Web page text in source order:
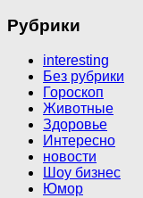
Рубрики
interesting
Без рубрики
Гороскоп
Животные
Здоровье
Интересно
новости
Шоу бизнес
Юмор